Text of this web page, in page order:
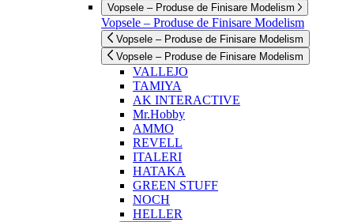
Vopsele – Produse de Finisare Modelism
Vopsele – Produse de Finisare Modelism
Vopsele – Produse de Finisare Modelism
Vopsele – Produse de Finisare Modelism
VALLEJO
TAMIYA
AK INTERACTIVE
Mr.Hobby
AMMO
REVELL
ITALERI
HATAKA
GREEN STUFF
NOCH
HELLER